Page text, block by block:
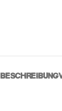
BESCHREIBUNG